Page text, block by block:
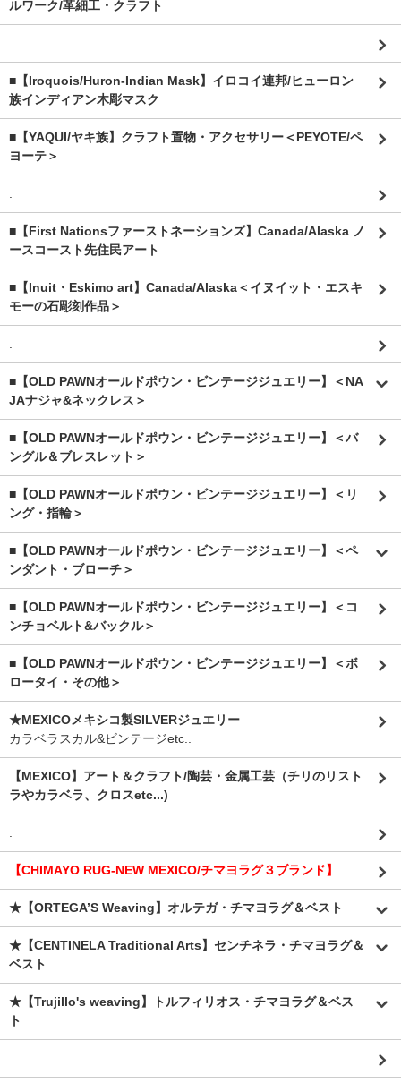
ルワーク/革細工・クラフト
■【Iroquois/Huron-Indian Mask】イロコイ連邦/ヒューロン
族インディアン木彫マスク
■【YAQUI/ヤキ族】クラフト置物・アクセサリー＜PEYOTE/ペ
ヨーテ＞
■【First Nationsファーストネーションズ】Canada/Alaska ノ
ースコースト先住民アート
■【Inuit・Eskimo art】Canada/Alaska＜イヌイット・エスキ
モーの石彫刻作品＞
■【OLD PAWNオールドポウン・ビンテージジュエリー】＜NA
JAナジャ&ネックレス＞
■【OLD PAWNオールドポウン・ビンテージジュエリー】＜バ
ングル＆ブレスレット＞
■【OLD PAWNオールドポウン・ビンテージジュエリー】＜リ
ング・指輪＞
■【OLD PAWNオールドポウン・ビンテージジュエリー】＜ペ
ンダント・ブローチ＞
■【OLD PAWNオールドポウン・ビンテージジュエリー】＜コ
ンチョベルト&バックル＞
■【OLD PAWNオールドポウン・ビンテージジュエリー】＜ボ
ロータイ・その他＞
★MEXICOメキシコ製SILVERジュエリー
カラベラスカル&ビンテージetc..
【MEXICO】アート＆クラフト/陶芸・金属工芸（チリのリスト
ラやカラベラ、クロスetc...)
【CHIMAYO RUG-NEW MEXICO/チマヨラグ３ブランド】
★【ORTEGA’S Weaving】オルテガ・チマヨラグ＆ベスト
★【CENTINELA Traditional Arts】センチネラ・チマヨラグ＆
ベスト
★【Trujillo's weaving】トルフィリオス・チマヨラグ＆ベス
ト